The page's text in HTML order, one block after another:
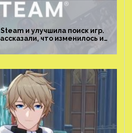
и улучшила поиск игр.
что изменилось и